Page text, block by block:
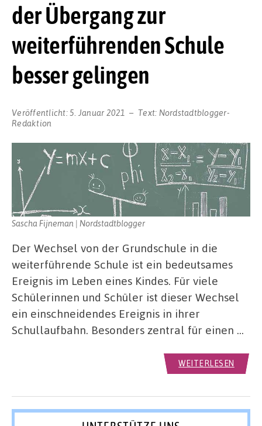
der Übergang zur
weiterführenden Schule
besser gelingen
Veröffentlicht:5. Januar 2021 Text: Nordstadtblogger-
Redaktion
Sascha Fijneman | Nordstadtblogger
Der Wechsel von der Grundschule in die
weiterführende Schule ist ein bedeutsames
Ereignis im Leben eines Kindes. Für viele
Schülerinnen und Schüler ist dieser Wechsel
ein einschneidendes Ereignis in ihrer
Schullaufbahn. Besonders zentral für einen …
WEITERLESEN